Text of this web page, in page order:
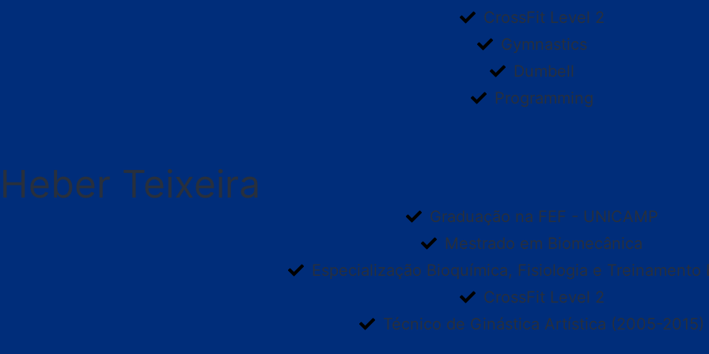
CrossFit Level 2
Gymnastics
Dumbell
Programming
Heber Teixeira
Graduação na FEF - UNICAMP
Mestrado em Biomecânica
Especialização Bioquímica, Fisiologia e Treinamento
CrossFit Level 2
Técnico de Ginástica Artística (2005-2015)